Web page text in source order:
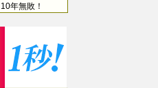
年無敗！